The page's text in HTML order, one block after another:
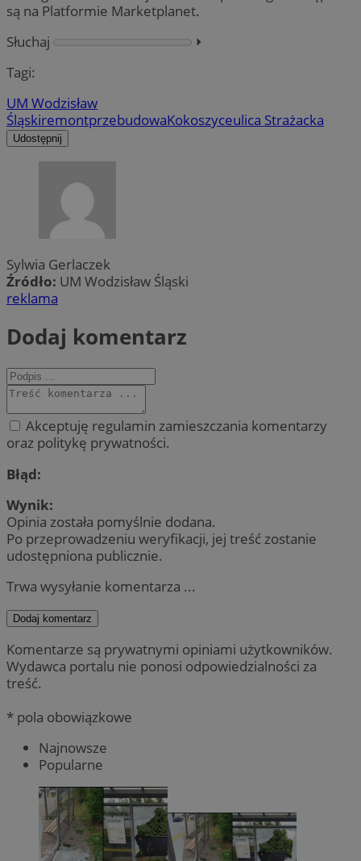
są na Platformie Marketplanet.
Słuchaj
⏵︎
Tagi:
UM Wodzisław
ŚląskiremontprzebudowaKokoszyceulica Strażacka
Udostępnij
Sylwia Gerlaczek
Źródło: UM Wodzisław Śląski
reklama
Dodaj komentarz
Akceptuję regulamin zamieszczania komentarzy
oraz politykę prywatności.
Błąd:
Wynik:
Opinia została pomyślnie dodana.
Po przeprowadzeniu weryfikacji, jej treść zostanie
udostępniona publicznie.
Trwa wysyłanie komentarza ...
Dodaj komentarz
Komentarze są prywatnymi opiniami użytkowników.
Wydawca portalu nie ponosi odpowiedzialności za
treść.
* pola obowiązkowe
Najnowsze
Popularne